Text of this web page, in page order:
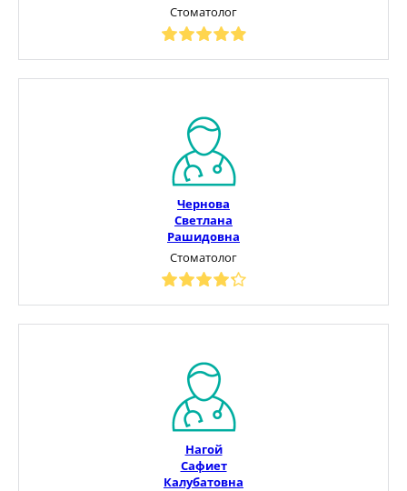
Стоматолог
Чернова
Светлана
Рашидовна
Стоматолог
Нагой
Сафиет
Калубатовна